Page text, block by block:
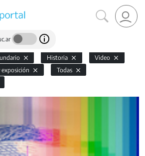
Historia
Video
Todas